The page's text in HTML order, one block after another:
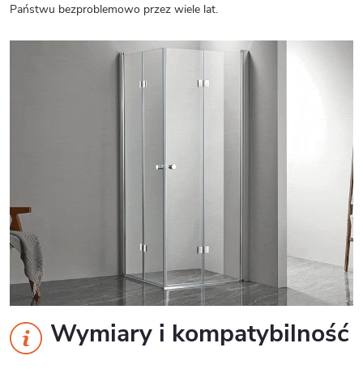
Państwu bezproblemowo przez wiele lat.
Wymiary i kompatybilność